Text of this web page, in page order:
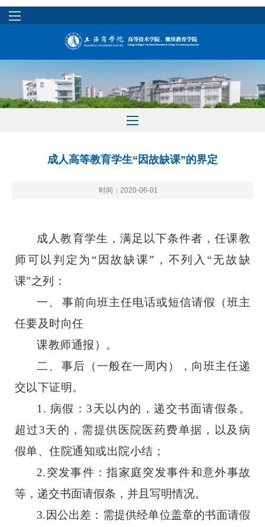
成人高等教育学生“因故缺课”的界定
时间：2020-06-01
成人教育学生，满足以下条件者，任课教
师可以判定为 “ 因故缺课” ，不列入 “无故缺
课”之列：
一、
事前向班主任电话或短信请假（班主
任要及时向任
课教师通报）。
二、
事后（一般在一周内），向班主任递
交以下证明。
1. 病假：3天以内的，递交书面请假条。
超过3天的，需提供医院医药费单据，以及病
假单、住院通知或出院小结；
2.突发事件：指家庭突发事件和意外事故
等，递交书面请假条，并且写明情况。
3.因公出差：需提供经单位盖章的书面请假